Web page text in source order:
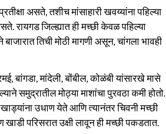
असते, तशीच मांसाहारी खवय्यांना पहिल्या
रायगड जिल्ह्यात ही मच्छी केवळ पहिल्या
तिची मोठी मागणी असून, चांगला भावही
बांगडा, मांदेली, बोंबील, कोळंबी यांसारखे मासे
समुद्रातील मोठ्या माशांचा पुरवठा कमी होतो.
उधाण येते आणि त्यानंतर चिवनी मच्छी
परिसरात उक्षी लावून ही मच्छी पकडतात.